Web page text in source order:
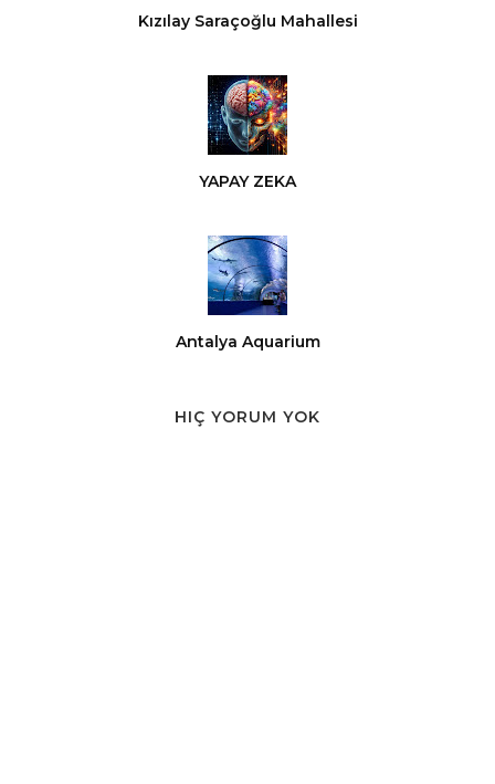
Kızılay Saraçoğlu Mahallesi
YAPAY ZEKA
Antalya Aquarium
HIÇ YORUM YOK